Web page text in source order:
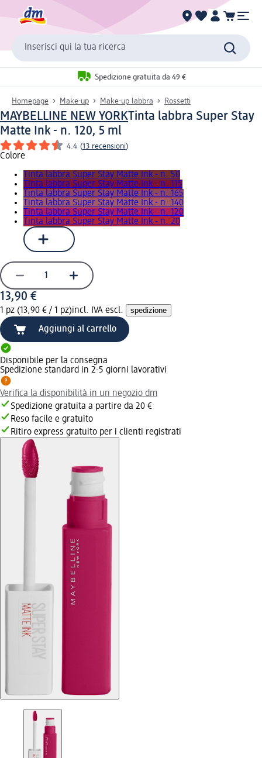
Inserisci qui la tua ricerca
Spedizione gratuita da 49 €
Homepage Make-up Make-up labbra Rossetti
MAYBELLINE NEW YORKTinta labbra Super Stay
Matte Ink - n. 120, 5 ml
4.4 (13 recensioni)
Colore
Tinta labbra Super Stay Matte Ink - n. 50
Tinta labbra Super Stay Matte Ink - n. 115
Tinta labbra Super Stay Matte Ink - n. 165
Tinta labbra Super Stay Matte Ink - n. 140
Tinta labbra Super Stay Matte Ink - n. 120
Tinta labbra Super Stay Matte Ink - n. 20
13,90 €
1 pz (13,90 € / 1 pz)incl. IVA escl. spedizione
Aggiungi al carrello
Disponibile per la consegna
Spedizione standard in 2-5 giorni lavorativi
Verifica la disponibilità in un negozio dm
Spedizione gratuita a partire da 20 €
Reso facile e gratuito
Ritiro express gratuito per i clienti registrati